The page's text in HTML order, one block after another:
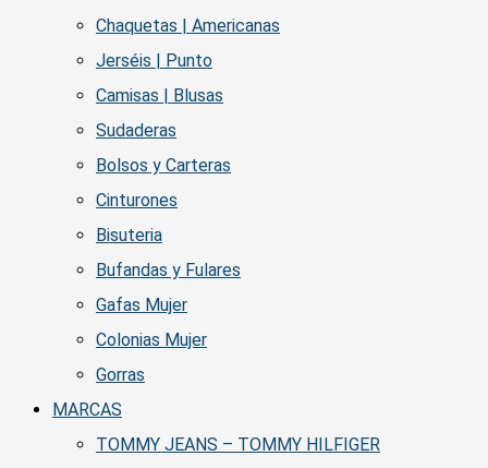
Chaquetas | Americanas
Jerséis | Punto
Camisas | Blusas
Sudaderas
Bolsos y Carteras
Cinturones
Bisuteria
Bufandas y Fulares
Gafas Mujer
Colonias Mujer
Gorras
MARCAS
TOMMY JEANS – TOMMY HILFIGER